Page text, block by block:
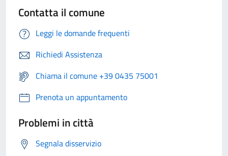
Contatta il comune
Leggi le domande frequenti
Richiedi Assistenza
Chiama il comune +39 0435 75001
Prenota un appuntamento
Problemi in città
Segnala disservizio